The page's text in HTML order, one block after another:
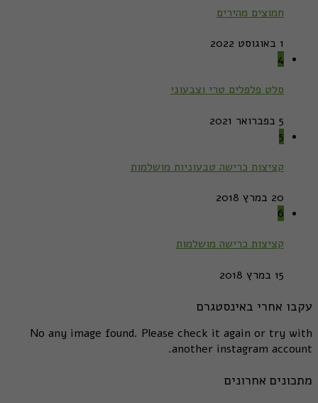
חמוצים מהירים
1 באוגוסט 2022
4
סלט פלפלים טרי וצבעוני
5 בפברואר 2021
5
קציצות כרישה טבעוניות מושלמות
20 במרץ 2018
6
קציצות כרישה מושלמות
15 במרץ 2018
עקבו אחרי באינסטגרם
No any image found. Please check it again or try with
another instagram account.
מתכונים אחרונים